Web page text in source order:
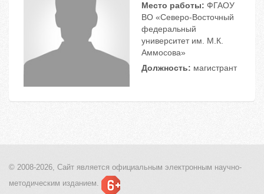
Место работы: ФГАОУ
ВО «Северо-Восточный
федеральный
университет им. М.К.
Аммосова»
Должность: магистрант
© 2008-2026, Сайт является официальным электронным научно-
методическим изданием.